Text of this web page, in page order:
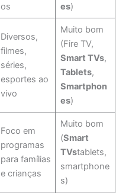
os
es)
Diversos,
filmes,
séries,
esportes ao
vivo
Muito bom
(Fire TV,
Smart TVs,
Tablets,
Smartphon
es)
Foco em
programas
para famílias
e crianças
Muito bom
(Smart
TVstablets,
smartphone
s)